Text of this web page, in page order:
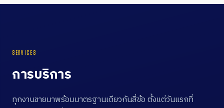
SERVICES
การบริการ
ทุกงานขายมาพร้อมมาตรฐานเดียวกันสี่ข้อ ตั้งแต่วันแรกที่